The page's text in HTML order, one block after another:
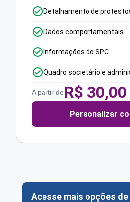
Detalhamento de
Dados comportamentais
Informações do SPC
Quadro societário e
A partir deR$ 30,00
Personalizar
Acesse mais opções